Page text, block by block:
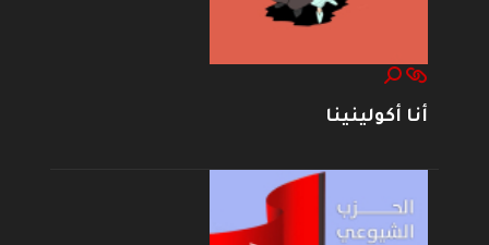
أنا أكولينينا